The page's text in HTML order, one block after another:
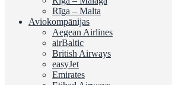
Rīga – Malta
Aviokompānijas
Aegean Airlines
airBaltic
British Airways
easyJet
Emirates